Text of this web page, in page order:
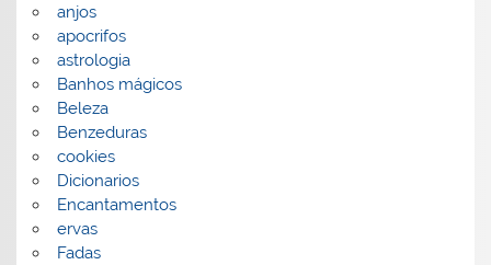
anjos
apocrifos
astrologia
Banhos mágicos
Beleza
Benzeduras
cookies
Dicionarios
Encantamentos
ervas
Fadas